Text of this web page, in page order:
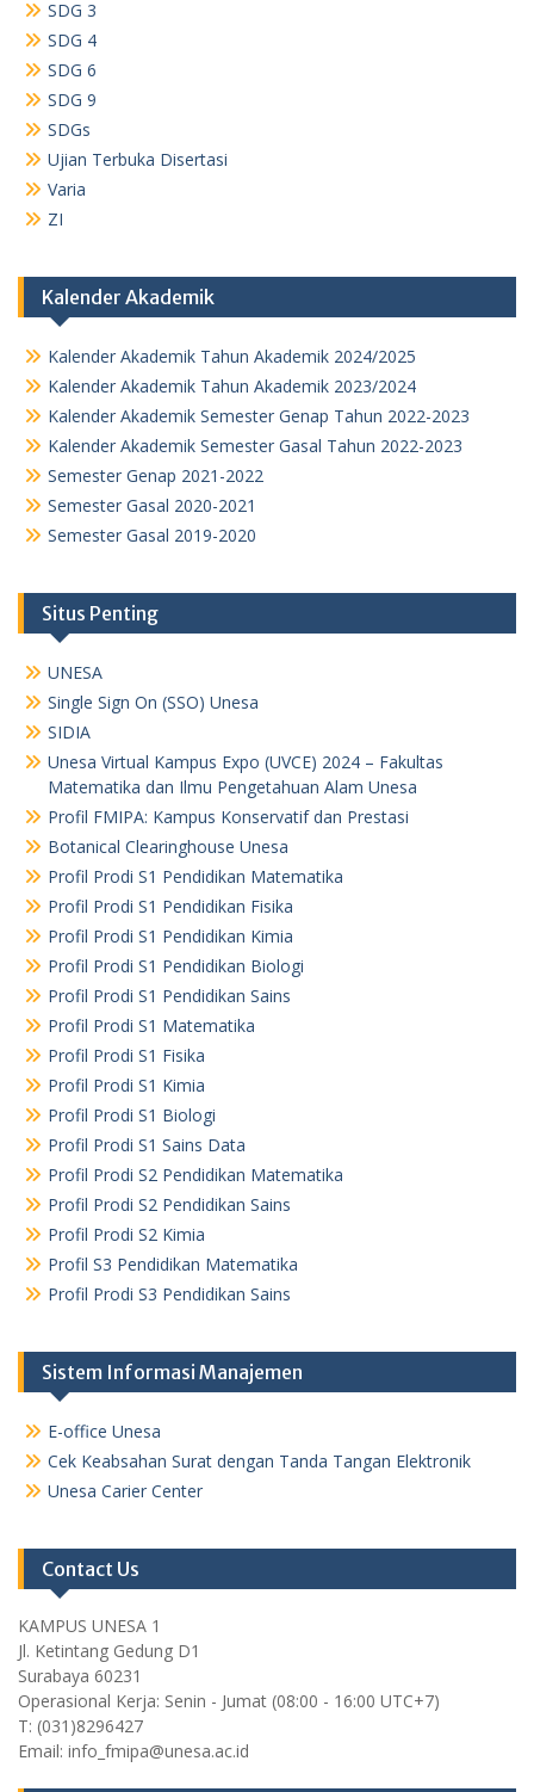
SDG 3
SDG 4
SDG 6
SDG 9
SDGs
Ujian Terbuka Disertasi
Varia
ZI
Kalender Akademik
Kalender Akademik Tahun Akademik 2024/2025
Kalender Akademik Tahun Akademik 2023/2024
Kalender Akademik Semester Genap Tahun 2022-2023
Kalender Akademik Semester Gasal Tahun 2022-2023
Semester Genap 2021-2022
Semester Gasal 2020-2021
Semester Gasal 2019-2020
Situs Penting
UNESA
Single Sign On (SSO) Unesa
SIDIA
Unesa Virtual Kampus Expo (UVCE) 2024 – Fakultas
Matematika dan Ilmu Pengetahuan Alam Unesa
Profil FMIPA: Kampus Konservatif dan Prestasi
Botanical Clearinghouse Unesa
Profil Prodi S1 Pendidikan Matematika
Profil Prodi S1 Pendidikan Fisika
Profil Prodi S1 Pendidikan Kimia
Profil Prodi S1 Pendidikan Biologi
Profil Prodi S1 Pendidikan Sains
Profil Prodi S1 Matematika
Profil Prodi S1 Fisika
Profil Prodi S1 Kimia
Profil Prodi S1 Biologi
Profil Prodi S1 Sains Data
Profil Prodi S2 Pendidikan Matematika
Profil Prodi S2 Pendidikan Sains
Profil Prodi S2 Kimia
Profil S3 Pendidikan Matematika
Profil Prodi S3 Pendidikan Sains
Sistem Informasi Manajemen
E-office Unesa
Cek Keabsahan Surat dengan Tanda Tangan Elektronik
Unesa Carier Center
Contact Us
KAMPUS UNESA 1
Jl. Ketintang Gedung D1
Surabaya 60231
Operasional Kerja: Senin - Jumat (08:00 - 16:00 UTC+7)
T: (031)8296427
Email: info_fmipa@unesa.ac.id